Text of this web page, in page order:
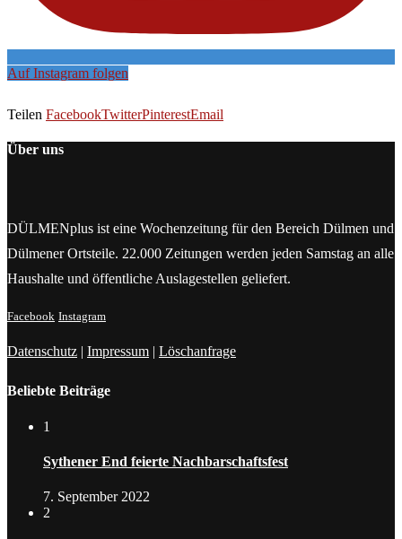
Auf Instagram folgen
Teilen FacebookTwitterPinterestEmail
Über uns
DÜLMENplus ist eine Wochenzeitung für den Bereich Dülmen und
Dülmener Ortsteile. 22.000 Zeitungen werden jeden Samstag an alle
Haushalte und öffentliche Auslagestellen geliefert.
Facebook Instagram
Datenschutz | Impressum | Löschanfrage
Beliebte Beiträge
1
Sythener End feierte Nachbarschaftsfest
7. September 2022
2